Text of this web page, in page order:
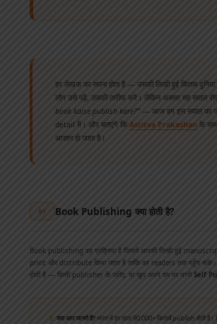
हर लेखक का सपना होता है — उसकी लिखी हुई किताब
लोग उसे पढ़ें, उसकी तारीफ करें। लेकिन अक्सर यह सवाल
book kaise publish kare?”— आज हम इस सवाल का
detail में। और बताएंगे किAstitva Prakashan के
आसान हो जाता है।
01 Book Publishing क्या होती है?
Book publishing वह प्रक्रिया है जिसमें आपकी लिखी हुई
print और distribute किया जाता है ताकि वह readers तक पहुँच
होती है — किसी publisher के ज़रिए, या खुद अपने दम पर यानीSelf
क्या आप जानते हैं?भारत में हर साल 90,000+ किताबें publish होती